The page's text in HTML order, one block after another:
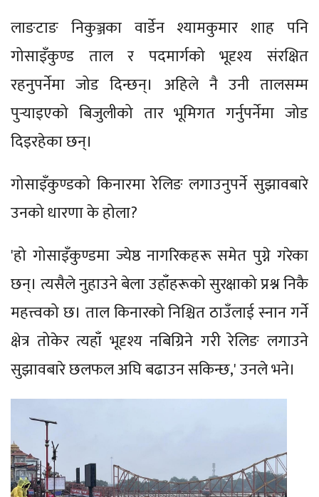
लाङटाङ निकुञ्जका वार्डेन श्यामकुमार शाह पनि
गोसाइँकुण्ड ताल र पदमार्गको भूदृश्य संरक्षित
रहनुपर्नेमा जोड दिन्छन्। अहिले नै उनी तालसम्म
पुर्‍याइएको बिजुलीको तार भूमिगत गर्नुपर्नेमा जोड
दिइरहेका छन्।
गोसाइँकुण्डको किनारमा रेलिङ लगाउनुपर्ने सुझावबारे
उनको धारणा के होला?
'हो गोसाइँकुण्डमा ज्येष्ठ नागरिकहरू समेत पुग्ने गरेका
छन्। त्यसैले नुहाउने बेला उहाँहरूको सुरक्षाको प्रश्न निकै
महत्त्वको छ। ताल किनारको निश्चित ठाउँलाई स्नान गर्ने
क्षेत्र तोकेर त्यहाँ भूदृश्य नबिग्रिने गरी रेलिङ लगाउने
सुझावबारे छलफल अघि बढाउन सकिन्छ,' उनले भने।